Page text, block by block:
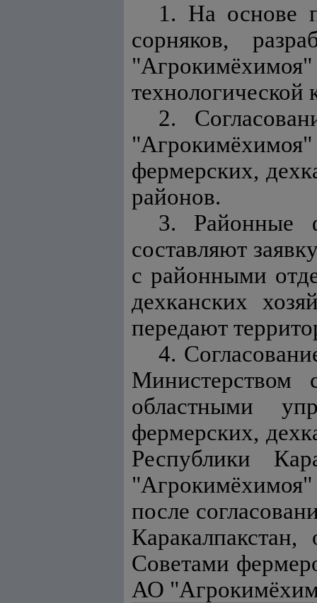
1. На основе
сорняков,
2.
"Агрокимёхимоя"
фермерских,
районов.
3. Районные
составляют
с районными
дехканских
передают
4.
Министерством
областными
фермерских,
Республики
"Агрокимёхимоя"
после
Советами
АО